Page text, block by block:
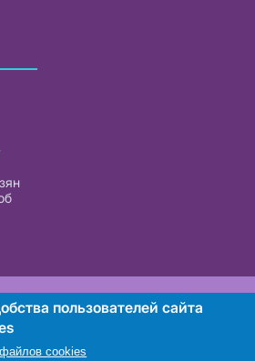
101007741
пользователей сайта
cookies